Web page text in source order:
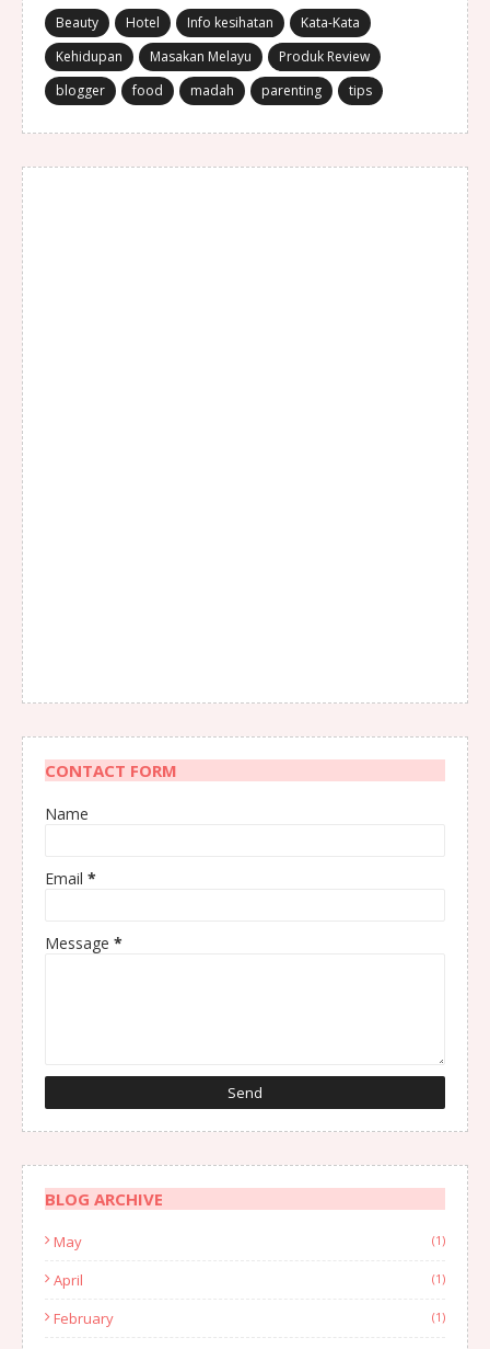
Beauty Hotel Info kesihatan
Kata-Kata
Kehidupan
Masakan Melayu
Produk Review
blogger
food madah parenting tips
CONTACT FORM
Name
Email *
Message *
BLOG ARCHIVE
May (1)
April (1)
February (1)